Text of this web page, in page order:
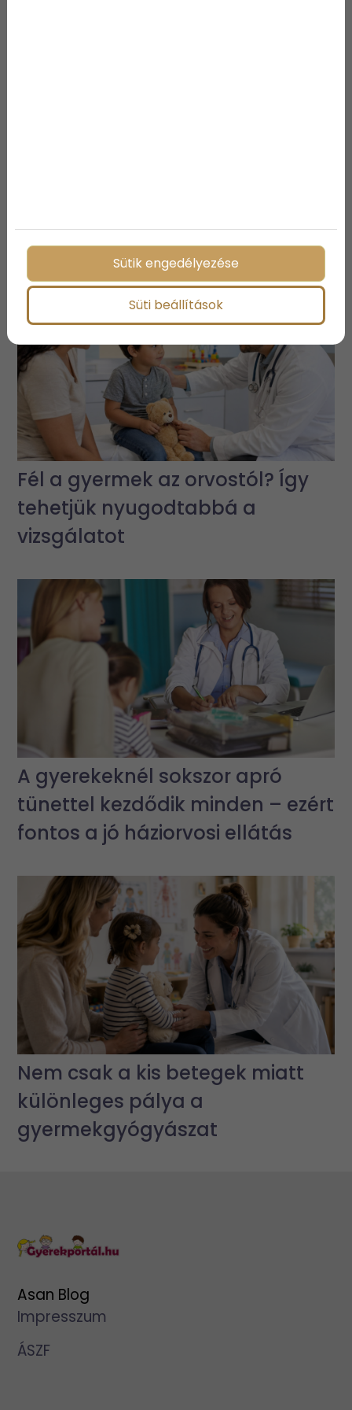
gyerekekkel?
Fél a gyermek az orvostól? Így
tehetjük nyugodtabbá a
vizsgálatot
A gyerekeknél sokszor apró
tünettel kezdődik minden – ezért
fontos a jó háziorvosi ellátás
Nem csak a kis betegek miatt
különleges pálya a
gyermekgyógyászat
Asan Blog
Impresszum
ÁSZF
Sütik engedélyezése
Süti beállítások